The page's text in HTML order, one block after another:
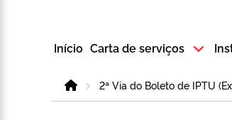
Início Carta de serviços
Home2ª Via do Boleto de IPTU